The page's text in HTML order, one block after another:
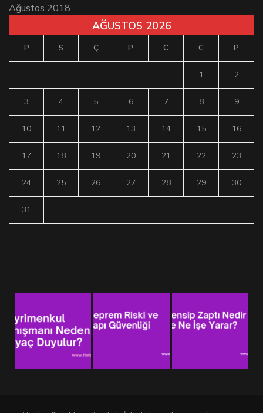
Ağustos 2018
AĞUSTOS 2026
P S Ç P C C P
1 2
3 4 5 6 7 8 9
10 11 12 13 14 15 16
17 18 19 20 21 22 23
24 25 26 27 28 29 30
31